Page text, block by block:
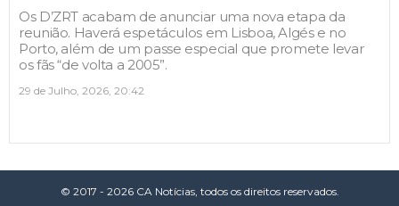
Os D’ZRT acabam de anunciar uma nova etapa da
reunião. Haverá espetáculos em Lisboa, Algés e no
Porto, além de um passe especial que promete levar
os fãs “de volta a 2005”.
29 de Julho, 2026, 20:42
© 2017 - 2026 CA Notícias, todos os direitos reservados.